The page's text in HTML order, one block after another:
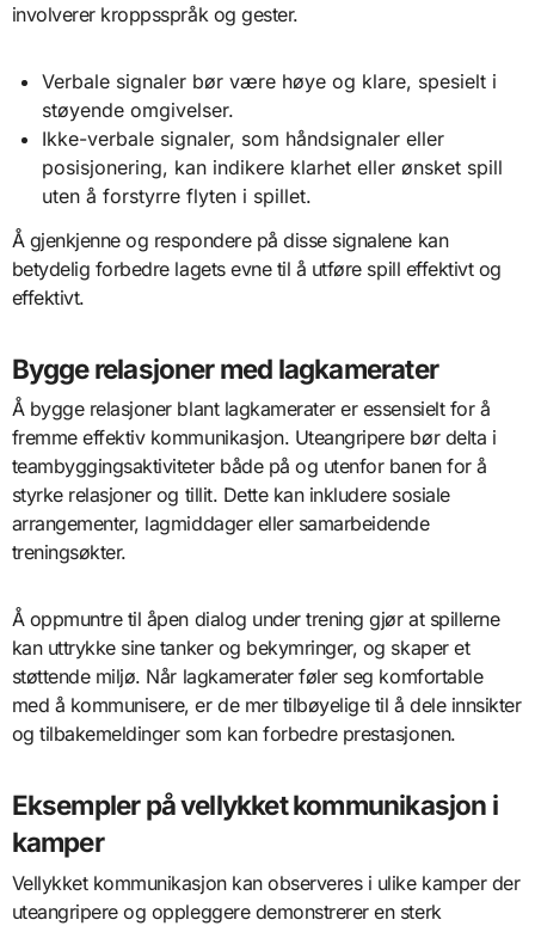
involverer kroppsspråk og gester.
Verbale signaler bør være høye og klare, spesielt i
støyende omgivelser.
Ikke-verbale signaler, som håndsignaler eller
posisjonering, kan indikere klarhet eller ønsket spill
uten å forstyrre flyten i spillet.
Å gjenkjenne og respondere på disse signalene kan
betydelig forbedre lagets evne til å utføre spill effektivt og
effektivt.
Bygge relasjoner med lagkamerater
Å bygge relasjoner blant lagkamerater er essensielt for å
fremme effektiv kommunikasjon. Uteangripere bør delta i
teambyggingsaktiviteter både på og utenfor banen for å
styrke relasjoner og tillit. Dette kan inkludere sosiale
arrangementer, lagmiddager eller samarbeidende
treningsøkter.
Å oppmuntre til åpen dialog under trening gjør at spillerne
kan uttrykke sine tanker og bekymringer, og skaper et
støttende miljø. Når lagkamerater føler seg komfortable
med å kommunisere, er de mer tilbøyelige til å dele innsikter
og tilbakemeldinger som kan forbedre prestasjonen.
Eksempler på vellykket kommunikasjon i
kamper
Vellykket kommunikasjon kan observeres i ulike kamper der
uteangripere og oppleggere demonstrerer en sterk